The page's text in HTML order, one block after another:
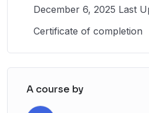
December 6, 2025 Last
Certificate of completion
A course by